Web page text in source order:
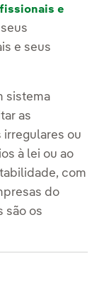
e
e seus
sistema
as
ou
à lei ou ao
com
do
são os